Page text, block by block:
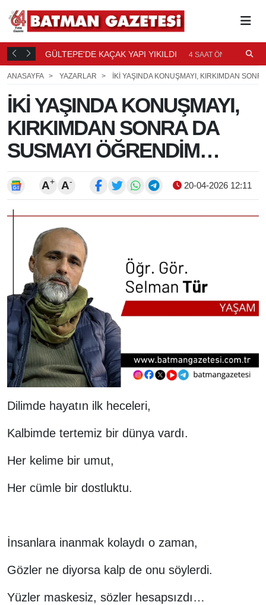
ÖNCE GÜLTEPE'DE KAÇAK YAPI YIKILDI 4 SAAT ÖNCE
ANASAYFA
YAZARLAR İKİ YAŞINDA KONUŞMAYI, KIRKIMDAN
İKİ YAŞINDA KONUŞMAYI,
KIRKIMDAN SONRA DA
SUSMAYI ÖĞRENDİM…
A+ A- 20-04-2026 12:11
Dilimde hayatın ilk heceleri,
Kalbimde tertemiz bir dünya vardı.
Her kelime bir umut,
Her cümle bir dostluktu.
İnsanlara inanmak kolaydı o zaman,
Gözler ne diyorsa kalp de onu söylerdi.
Yüzler maskesiz, sözler hesapsızdı…